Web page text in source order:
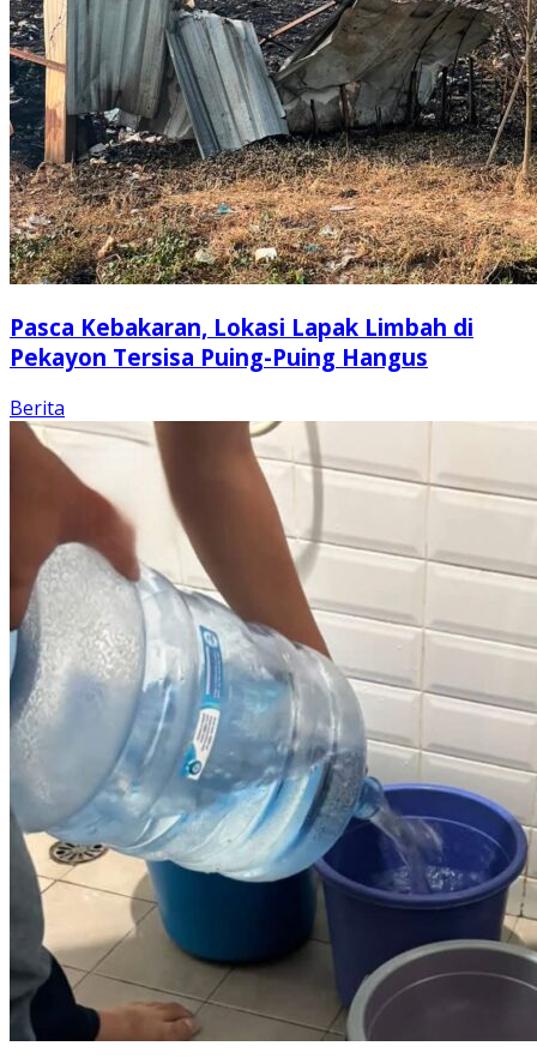
Pasca Kebakaran, Lokasi Lapak Limbah di
Pekayon Tersisa Puing-Puing Hangus
Berita